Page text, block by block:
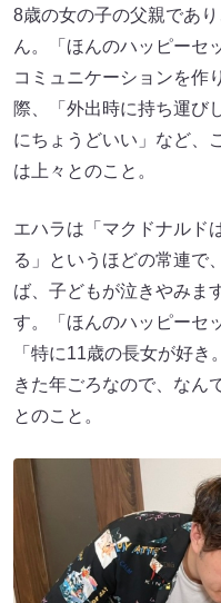
8歳の女の子の父親であ
ん。「ほんのハッピーセ
コミュニケーションを作
際、「外出時に持ち運び
にちょうどいい」など、
は上々とのこと。
エハラは「マクドナルド
る」というほどの常連で
ば、子どもが泣きやみま
す。「ほんのハッピーセ
「特に11歳の長女が好
きた年ごろなので、なん
とのこと。